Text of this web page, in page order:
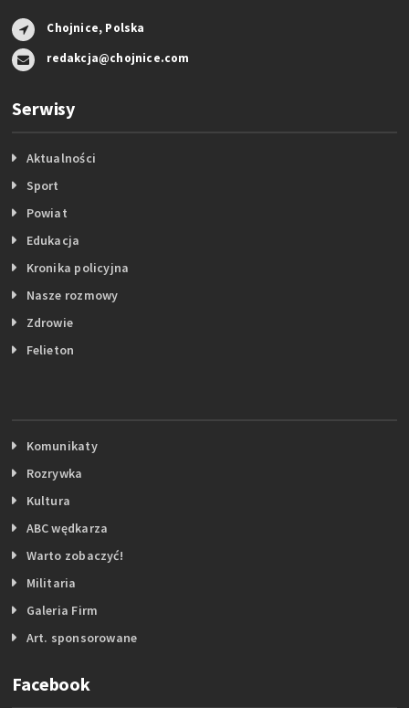
Chojnice, Polska
redakcja@chojnice.com
Serwisy
Aktualności
Sport
Powiat
Edukacja
Kronika policyjna
Nasze rozmowy
Zdrowie
Felieton
Komunikaty
Rozrywka
Kultura
ABC wędkarza
Warto zobaczyć!
Militaria
Galeria Firm
Art. sponsorowane
Facebook